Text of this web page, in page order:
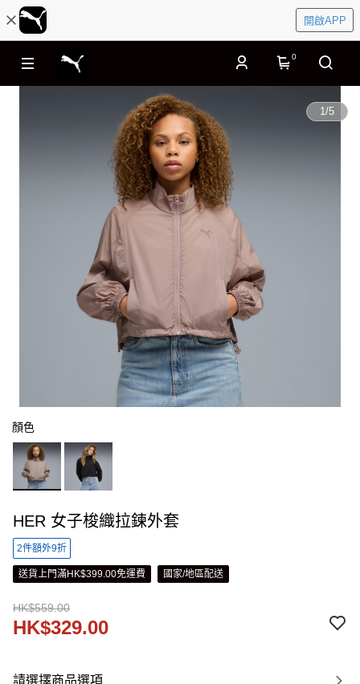
開啟APP
0
1/5
顏色
HER 女子梭織拉鍊外套
2件額外9折
送貨上門滿HK$399.00免運費 國家/地區配送
HK$559.00
HK$329.00
請選擇商品選項